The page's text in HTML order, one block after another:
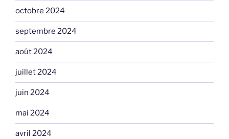
octobre 2024
septembre 2024
août 2024
juillet 2024
juin 2024
mai 2024
avril 2024